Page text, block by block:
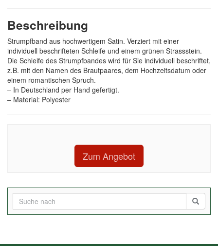
Beschreibung
Strumpfband aus hochwertigem Satin. Verziert mit einer
individuell beschrifteten Schleife und einem grünen Strassstein.
Die Schleife des Strumpfbandes wird für Sie individuell beschriftet,
z.B. mit den Namen des Brautpaares, dem Hochzeitsdatum oder
einem romantischen Spruch.
– In Deutschland per Hand gefertigt.
– Material: Polyester
Zum Angebot